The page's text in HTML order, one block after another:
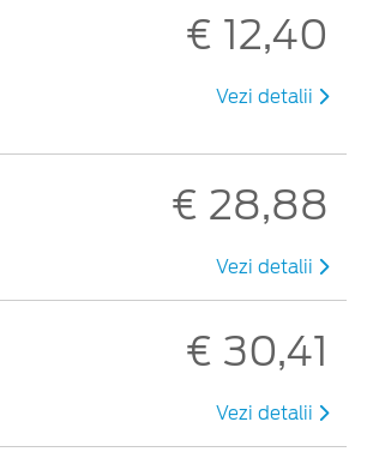
€ 12,40
Vezi detalii
€ 28,88
Vezi detalii
€ 30,41
Vezi detalii